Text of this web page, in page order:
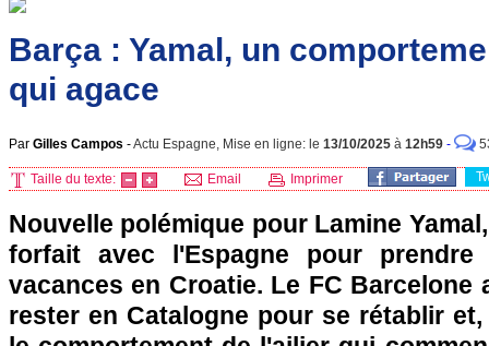
Barça : Yamal, un
qui agace
Par Gilles Campos -Actu Espagne, Mise en ligne: le 13/10/2025 à 12h59 -
Taille du texte: Email Imprimer
Nouvelle polémique pour Lamine
forfait avec l'Espagne pour
vacances en Croatie. Le FC Barcelone
rester en Catalogne pour se rétablir